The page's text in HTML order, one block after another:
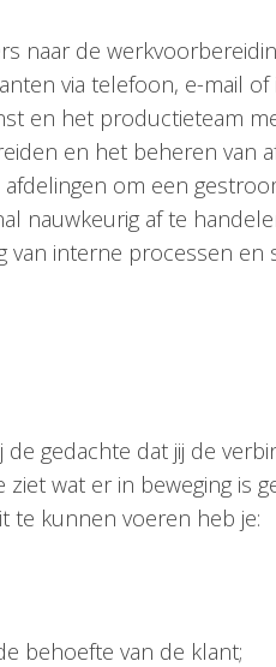
naar de
via telefoon, e-mail
en het productieteam
en het beheren van
om een
nauwkeurig af te
van interne processen en
de gedachte dat jij de
ziet wat er in beweging
te kunnen voeren heb je:
behoefte van de klant;